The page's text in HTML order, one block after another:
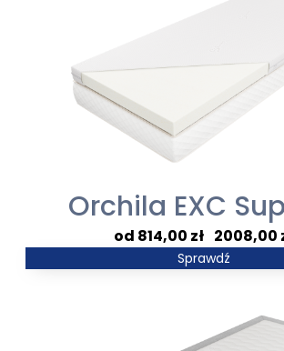
Orchila EXC
814,00 zł 2008,00
Zakres
Sprawdź